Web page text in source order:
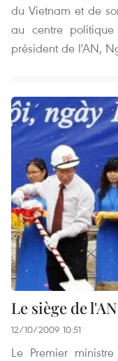
du Vietnam et de
au centre
président de l'AN,
Le siège de
12/10/2009 10:51
Le Premier